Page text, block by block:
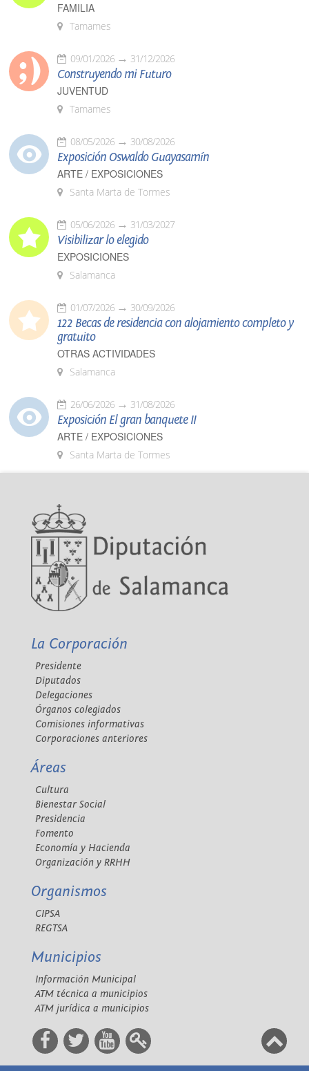
FAMILIA
Tamames
09/01/2026 31/12/2026
Construyendo mi Futuro
JUVENTUD
Tamames
08/05/2026 30/08/2026
Exposición Oswaldo Guayasamín
ARTE / EXPOSICIONES
Santa Marta de Tormes
05/06/2026 31/03/2027
Visibilizar lo elegido
EXPOSICIONES
Salamanca
01/07/2026 30/09/2026
122 Becas de residencia con alojamiento completo y
gratuito
OTRAS ACTIVIDADES
Salamanca
26/06/2026 31/08/2026
Exposición El gran banquete II
ARTE / EXPOSICIONES
Santa Marta de Tormes
La Corporación
Presidente
Diputados
Delegaciones
Órganos colegiados
Comisiones informativas
Corporaciones anteriores
Áreas
Cultura
Bienestar Social
Presidencia
Fomento
Economía y Hacienda
Organización y RRHH
Organismos
CIPSA
REGTSA
Municipios
Información Municipal
ATM técnica a municipios
ATM jurídica a municipios